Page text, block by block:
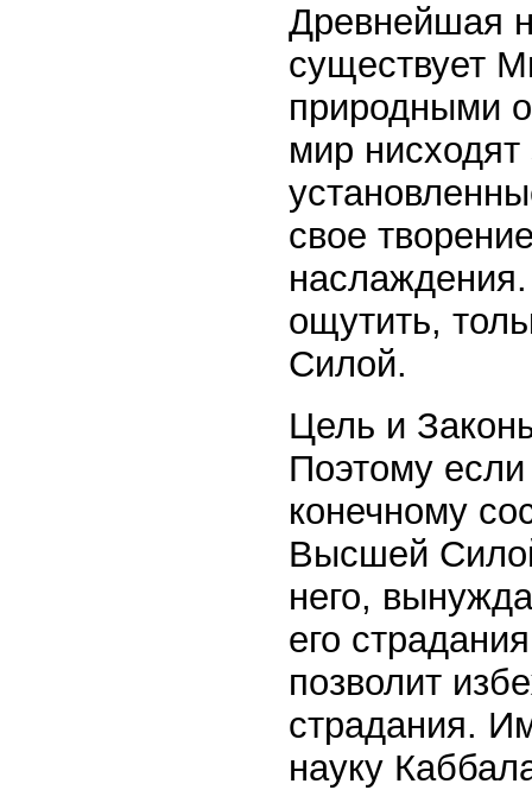
Древнейшая
существует
природными
мир
свое
ощутить,
Силой.
Цель и
Поэтому
конечному
Высшей
него,
его
позволит
страдания.
науку